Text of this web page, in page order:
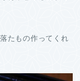
たもの作ってくれ